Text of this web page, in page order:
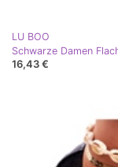
LU BOO
Schwarze Damen
16,43 €